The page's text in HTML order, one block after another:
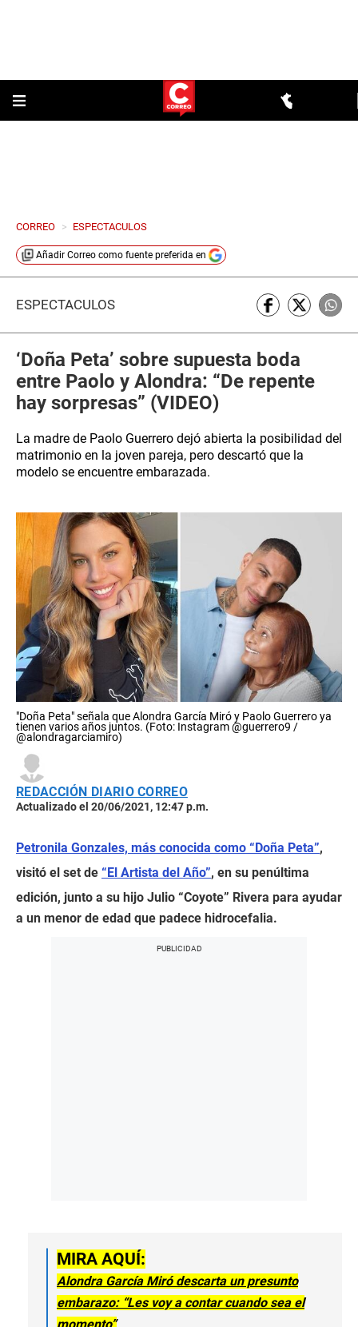
CORREO > ESPECTACULOS
Añadir Correo como fuente preferida en
ESPECTÁCULOS
‘Doña Peta’ sobre supuesta boda
entre Paolo y Alondra: “De repente
hay sorpresas” (VIDEO)
La madre de Paolo Guerrero dejó abierta la posibilidad del
matrimonio en la joven pareja, pero descartó que la
modelo se encuentre embarazada.
"Doña Peta" señala que Alondra García Miró y Paolo Guerrero ya
tienen varios años juntos. (Foto: Instagram @guerrero9 /
@alondragarciamiro)
REDACCIÓN DIARIO CORREO
Actualizado el 20/06/2021, 12:47 p.m.
Petronila Gonzales, más conocida como “Doña Peta”,
visitó el set de “El Artista del Año”, en su penúltima
edición, junto a su hijo Julio “Coyote” Rivera para ayudar
a un menor de edad que padece hidrocefalia.
MIRA AQUÍ:
Alondra García Miró descarta un presunto
embarazo: “Les voy a contar cuando sea el
momento”